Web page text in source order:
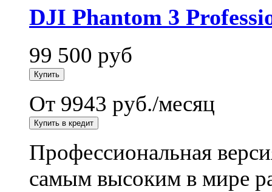
DJI Phantom 3
99 500 руб
От 9943 руб./месяц
Профессиональная
самым высоким в мире